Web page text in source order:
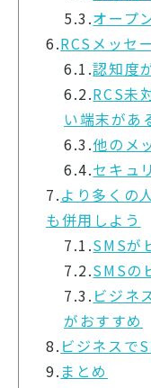
5.3.オープ
6.RCSメッセ
6.1.認知度
6.2.RCS未
い端末があ
6.3.他のメ
6.4.セキュ
7.より多くの
も併用しよう
7.1.SMSが
7.2.SMSの
7.3. ビジネ
がおすすめ
8. ビジネスで
9. まとめ